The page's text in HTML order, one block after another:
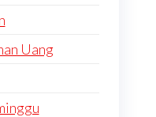
Uang